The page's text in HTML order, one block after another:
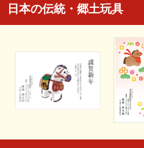
日本の伝統・郷土玩具